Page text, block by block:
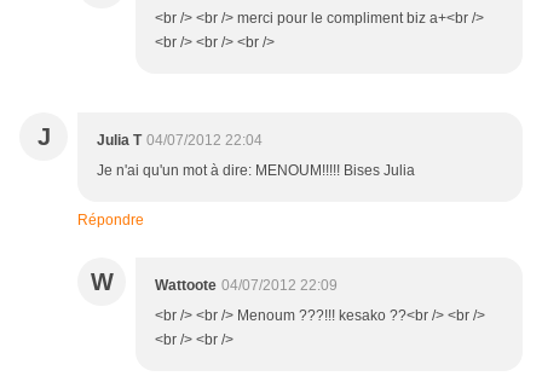
<br /> <br /> merci pour le compliment biz a+<br />
<br /> <br /> <br />
J Julia T 04/07/2012 22:04
Je n'ai qu'un mot à dire: MENOUM!!!!! Bises Julia
Répondre
W Wattoote 04/07/2012 22:09
<br /> <br /> Menoum ???!!! kesako ??<br /> <br />
<br /> <br />